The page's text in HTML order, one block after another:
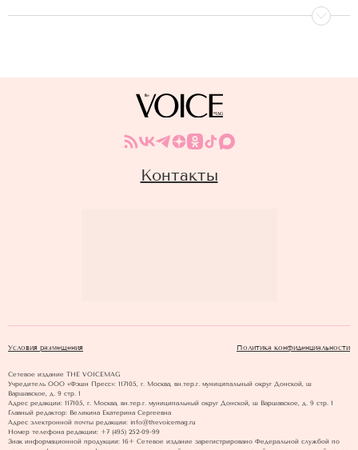
Контакты
Условия размещения Политика конфиденциальности
Сетевое издание THE VOICEMAG
Учредитель ООО «Фэшн Пресс»: 117105, г. Москва, вн.тер.г. муниципальный округ Донской, ш
Варшавское, д. 9 стр. 1
Адрес редакции: 117105, г. Москва, вн.тер.г. муниципальный округ Донской, ш Варшавское, д. 9 стр. 1
Главный редактор: Великина Екатерина Сергеевна
Адрес электронной почты редакции: info@thevoicemag.ru
Номер телефона редакции: +7 (495) 252-09-99
Знак информационной продукции: 16+ Cетевое издание зарегистрировано Федеральной службой по